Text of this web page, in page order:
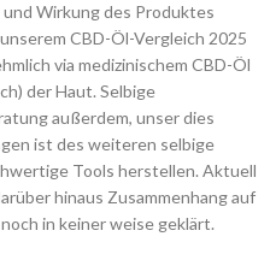
Wirkung des Produktes
CBD-Öl-Vergleich 2025
via medizinischem CBD-Öl
der Haut. Selbige
außerdem, unser dies
ist des weiteren selbige
Tools herstellen. Aktuell
hinaus Zusammenhang auf
in keiner weise geklärt.